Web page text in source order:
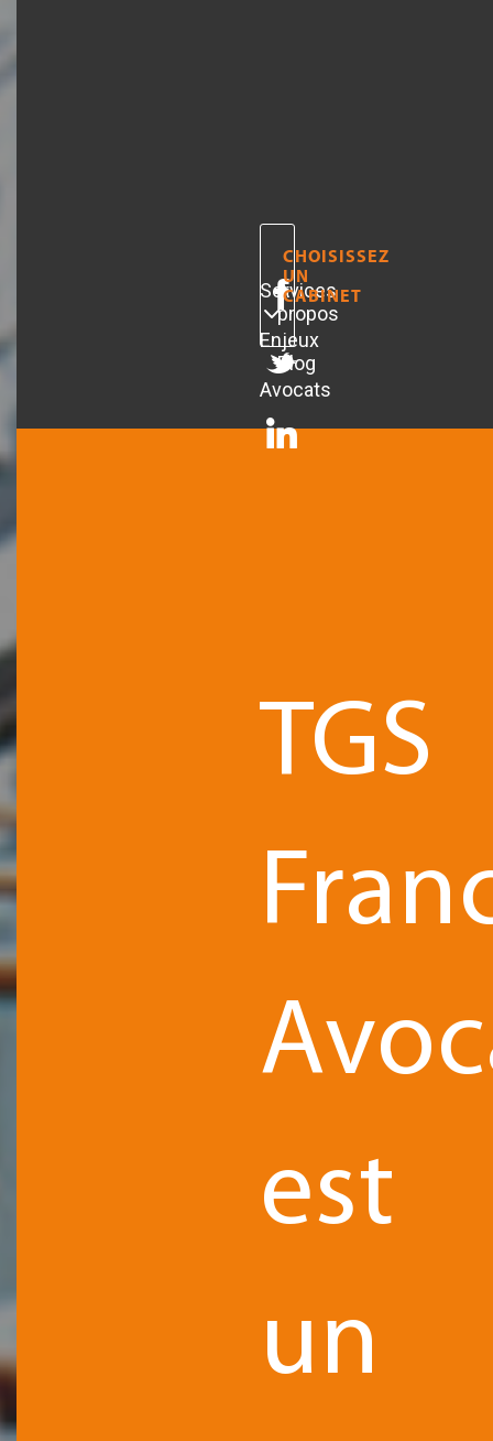
Services
Enjeux
Avocats
A
propos
Blog
CHOISISSEZ
UN
CABINET
TGS
est
un